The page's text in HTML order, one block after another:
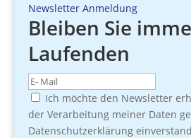
Newsletter Anmeldung
Bleiben Sie
Laufenden
Ich möchte den Newsletter
der Verarbeitung meiner Daten
Datenschutzerklärung